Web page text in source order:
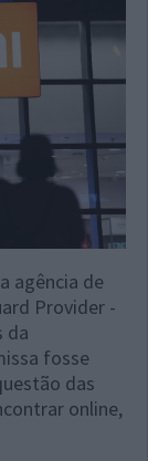
agência de
Provider -
da
fosse
das
online,